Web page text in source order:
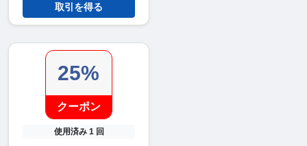
取引を得る
25%
クーポン
使用済み 1 回